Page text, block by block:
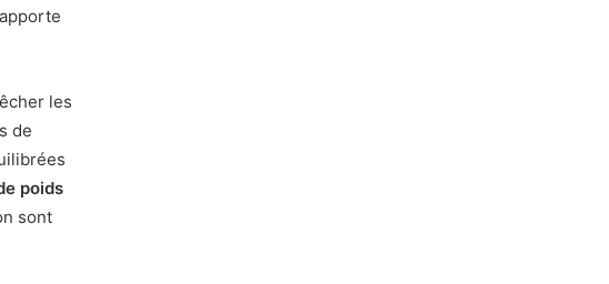
les
de
poids
sont